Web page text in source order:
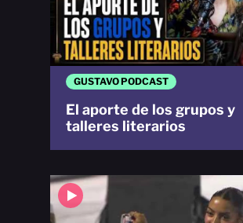
GUSTAVO PODCAST
El aporte de los grupos y
talleres literarios